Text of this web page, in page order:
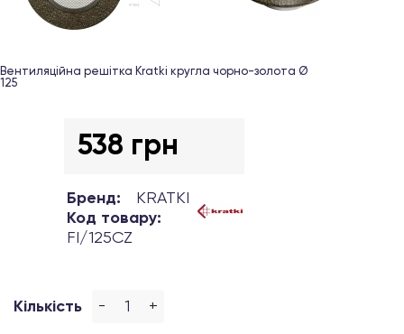
Вентиляційна решітка Kratki кругла чорно-золота Ø
125
538 грн
Бренд:
KRATKI
Код товару:
FI/125CZ
Кількість - +